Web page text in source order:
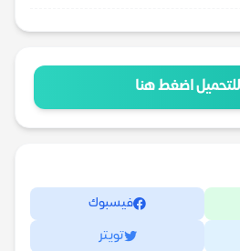
للتحميل اضغط هنا
فيسبوك
تويتر